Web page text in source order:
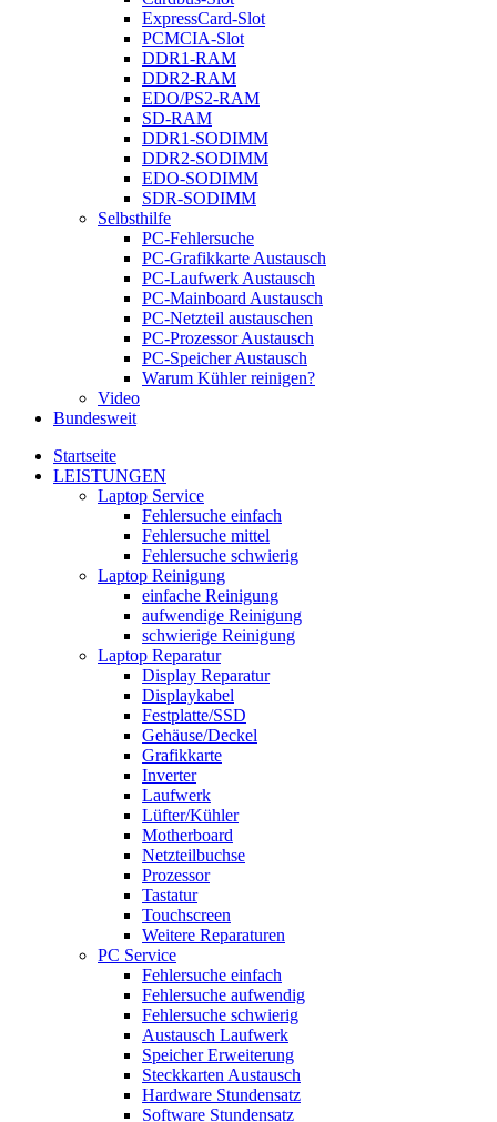
ExpressCard-Slot
PCMCIA-Slot
DDR1-RAM
DDR2-RAM
EDO/PS2-RAM
SD-RAM
DDR1-SODIMM
DDR2-SODIMM
EDO-SODIMM
SDR-SODIMM
Selbsthilfe
PC-Fehlersuche
PC-Grafikkarte Austausch
PC-Laufwerk Austausch
PC-Mainboard Austausch
PC-Netzteil austauschen
PC-Prozessor Austausch
PC-Speicher Austausch
Warum Kühler reinigen?
Video
Bundesweit
Startseite
LEISTUNGEN
Laptop Service
Fehlersuche einfach
Fehlersuche mittel
Fehlersuche schwierig
Laptop Reinigung
einfache Reinigung
aufwendige Reinigung
schwierige Reinigung
Laptop Reparatur
Display Reparatur
Displaykabel
Festplatte/SSD
Gehäuse/Deckel
Grafikkarte
Inverter
Laufwerk
Lüfter/Kühler
Motherboard
Netzteilbuchse
Prozessor
Tastatur
Touchscreen
Weitere Reparaturen
PC Service
Fehlersuche einfach
Fehlersuche aufwendig
Fehlersuche schwierig
Austausch Laufwerk
Speicher Erweiterung
Steckkarten Austausch
Hardware Stundensatz
Software Stundensatz